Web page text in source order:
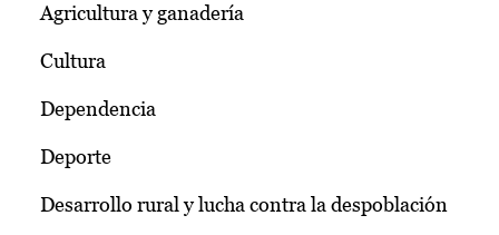
Agricultura y ganadería
Cultura
Dependencia
Deporte
Desarrollo rural y lucha contra la despoblación